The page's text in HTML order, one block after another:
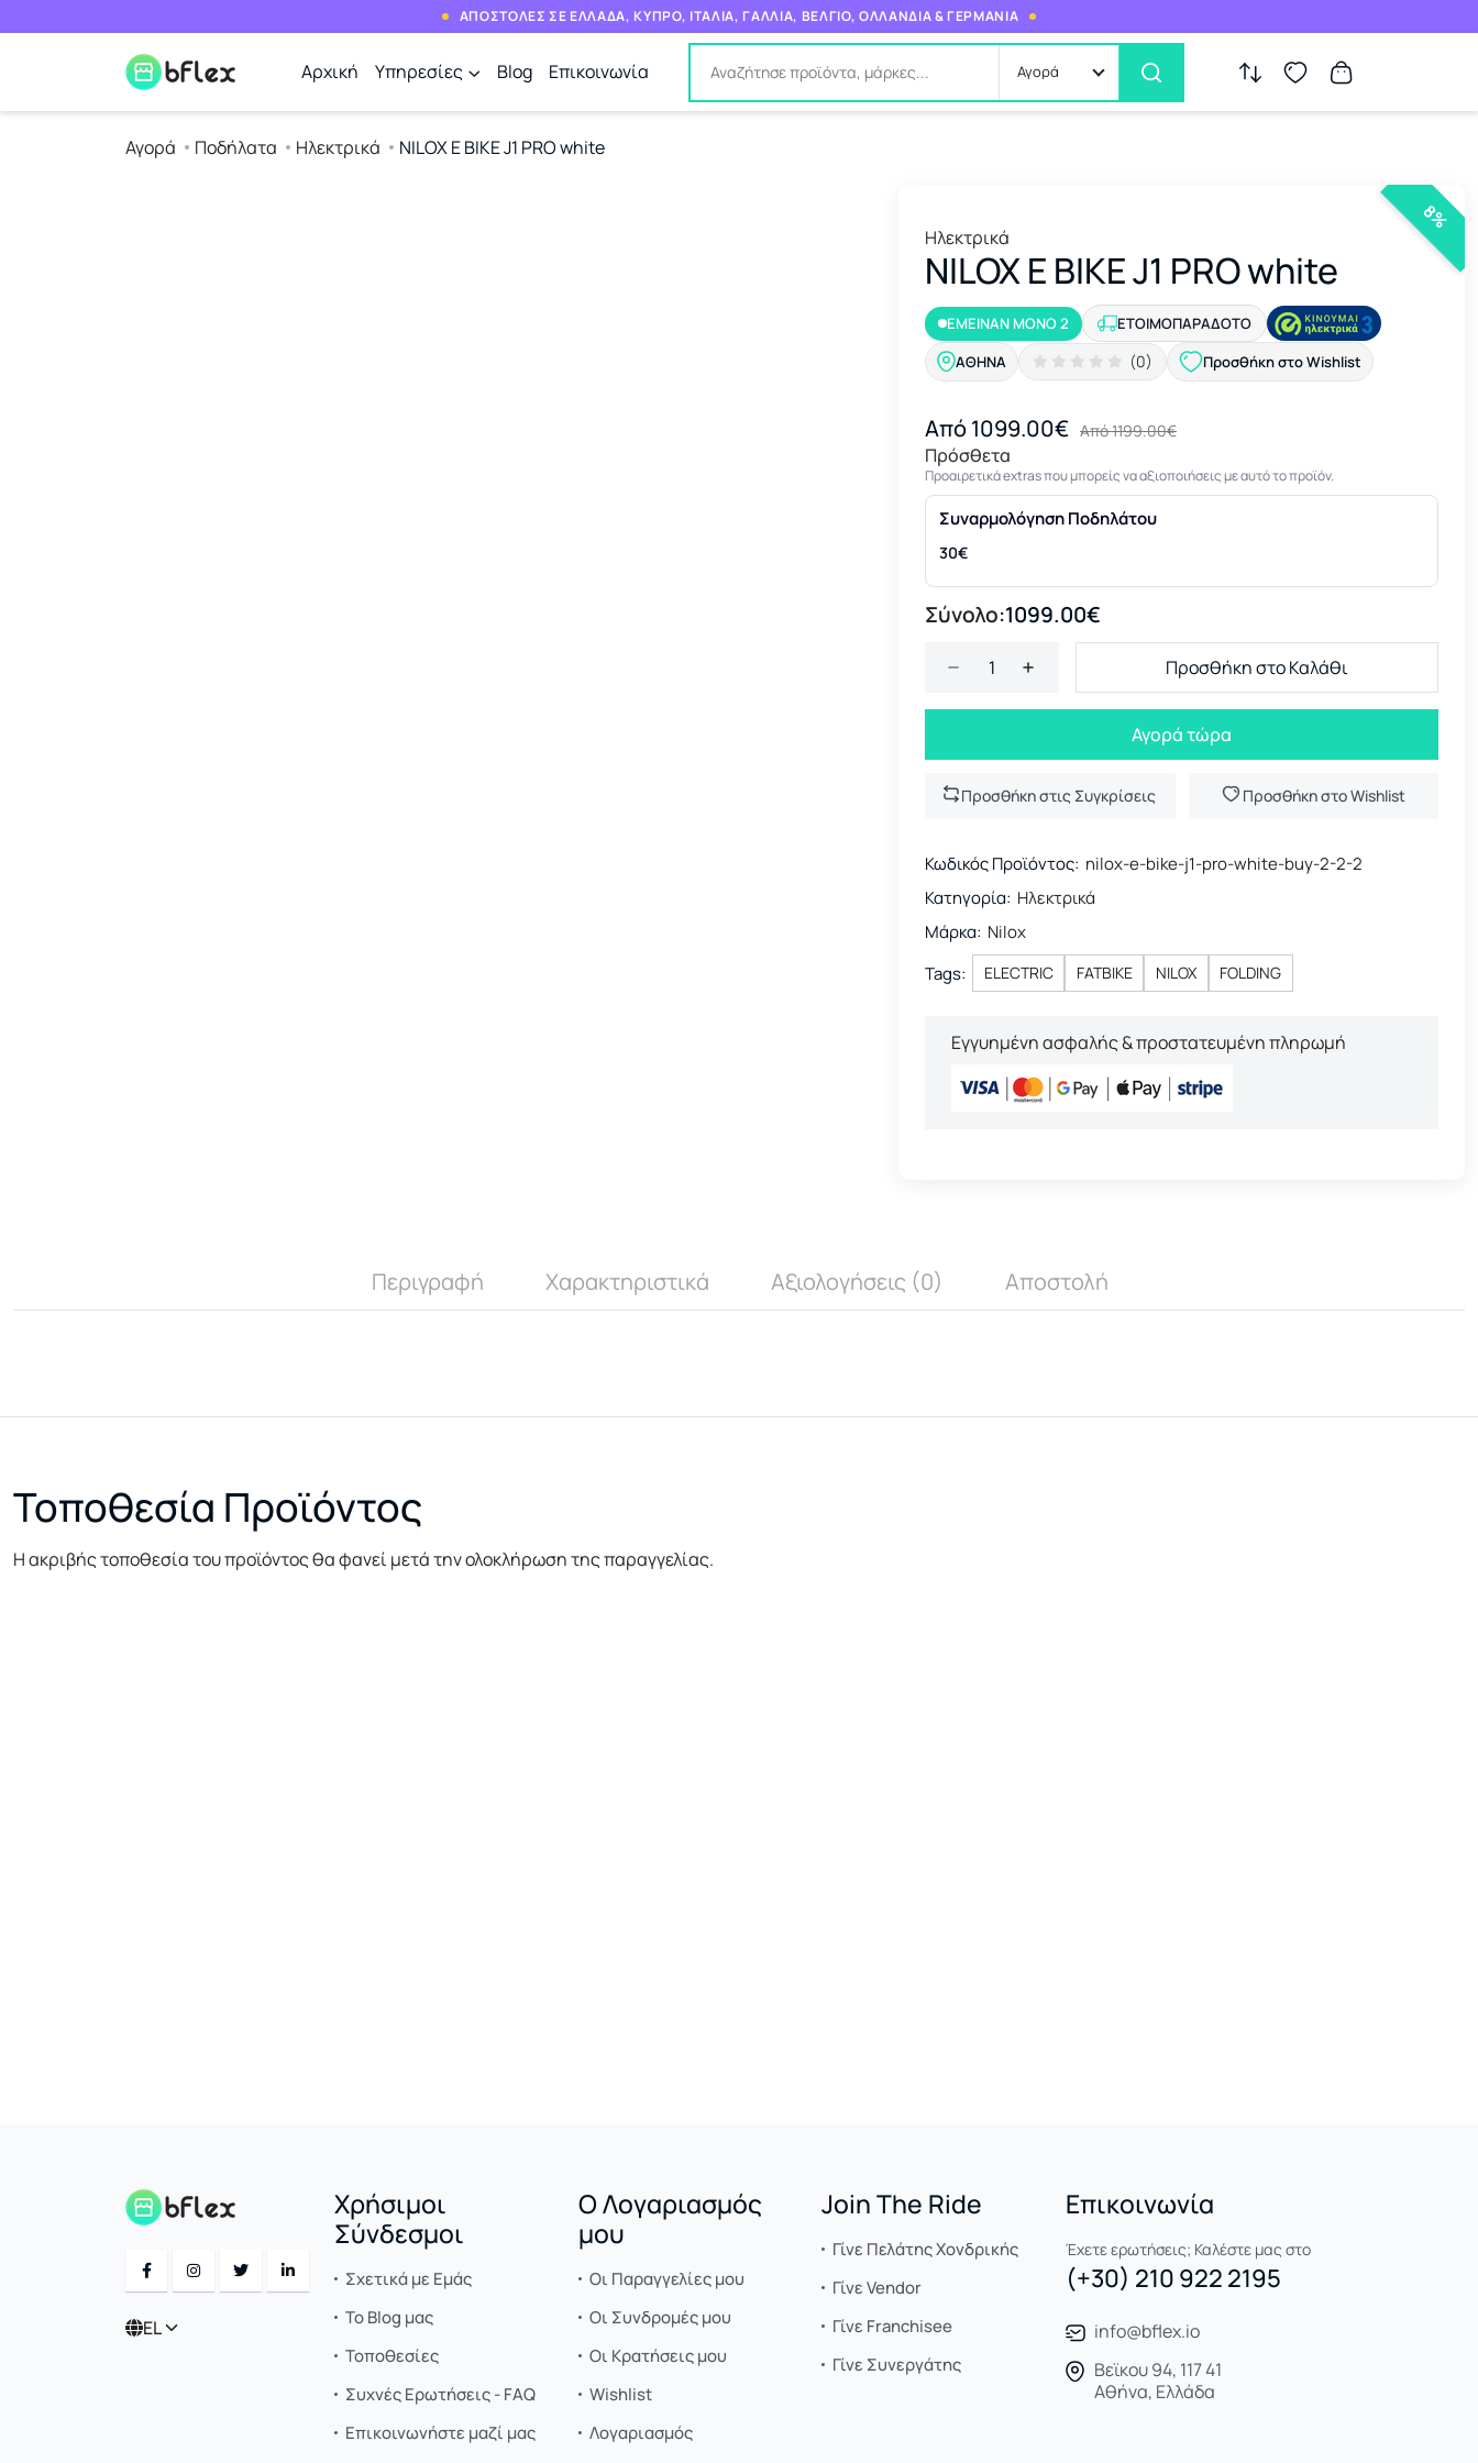
ΑΠΟΣΤΟΛΕΣ ΣΕ ΕΛΛΑΔΑ, ΚΥΠΡΟ, ΙΤΑΛΙΑ, ΓΑΛΛΙΑ, ΒΕΛΓΙΟ, ΟΛΛΑΝΔΙΑ & ΓΕΡΜΑΝΙΑ
Αρχική Υπηρεσίες Blog Επικοινωνία Αγορά
Αγορά Ποδήλατα Ηλεκτρικά NILOX E BIKE J1 PRO white
8%
Ηλεκτρικά
NILOX E BIKE J1 PRO white
ΕΜΕΙΝΑΝ ΜΟΝΟ 2
ΕΤΟΙΜΟΠΑΡΆΔΟΤΟ
ΑΘΉΝΑ
(0) Προσθήκη στο Wishlist
Από 1099.00€ Από 1199.00€
Πρόσθετα
Προαιρετικά extras που μπορείς να αξιοποιήσεις με αυτό το προϊόν.
Συναρμολόγηση Ποδηλάτου
30€
Σύνολο:1099.00€
Προσθήκη στο Καλάθι
Αγορά τώρα
Προσθήκη στις Συγκρίσεις Προσθήκη στο Wishlist
Κωδικός Προϊόντος: nilox-e-bike-j1-pro-white-buy-2-2-2
Κατηγορία: Ηλεκτρικά
Μάρκα: Nilox
Tags:
ELECTRIC FATBIKE NILOX FOLDING
Εγγυημένη ασφαλής & προστατευμένη πληρωμή
Περιγραφή Χαρακτηριστικά Αξιολογήσεις (0) Αποστολή
Τοποθεσία Προϊόντος
Η ακριβής τοποθεσία του προϊόντος θα φανεί μετά την ολοκλήρωση της παραγγελίας.
EL
Επικοινωνία
Έχετε ερωτήσεις; Καλέστε μας στο
(+30) 210 922 2195
info@bflex.io
Βεϊκου 94, 117 41
Αθήνα, Ελλάδα
Χρήσιμοι
Σύνδεσμοι
Σχετικά με Εμάς
Το Blog μας
Τοποθεσίες
Συχνές Ερωτήσεις - FAQ
Επικοινωνήστε μαζί μας
Ο Λογαριασμός
μου
Οι Παραγγελίες μου
Οι Συνδρομές μου
Οι Κρατήσεις μου
Wishlist
Λογαριασμός
Join The Ride
Γίνε Πελάτης Χονδρικής
Γίνε Vendor
Γίνε Franchisee
Γίνε Συνεργάτης